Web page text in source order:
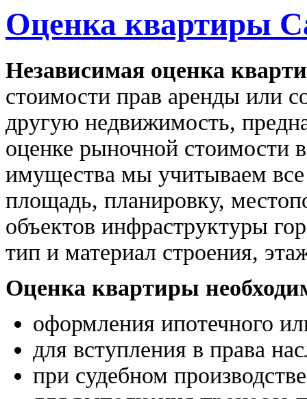
Оценка квартиры
Независимая оценка
стоимости прав аренды или
другую недвижимость,
оценке рыночной стоимости
имущества мы учитываем
площадь, планировку,
объектов инфраструктуры
тип и материал строения,
Оценка квартиры
оформления ипотечного
для вступления в права
при судебном